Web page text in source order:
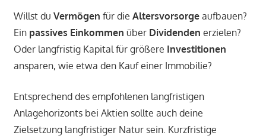
Willst du Vermögen für die Altersvorsorgeaufbauen?
Ein passives Einkommen über Dividenden erzielen?
Oder langfristig Kapital für größere Investitionen
ansparen, wie etwa den Kauf einer Immobilie?
Entsprechend des empfohlenen langfristigen
Anlagehorizonts bei Aktien sollte auch deine
Zielsetzung langfristiger Natur sein. Kurzfristige